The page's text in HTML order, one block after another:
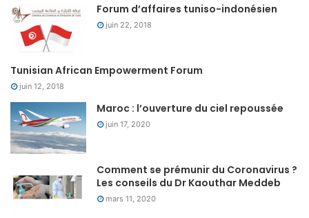
Forum d’affaires tuniso-indonésien
juin 22, 2018
Tunisian African Empowerment Forum
juin 12, 2018
Maroc : l’ouverture du ciel repoussée
juin 17, 2020
Comment se prémunir du Coronavirus ?
Les conseils du Dr Kaouthar Meddeb
mars 11, 2020